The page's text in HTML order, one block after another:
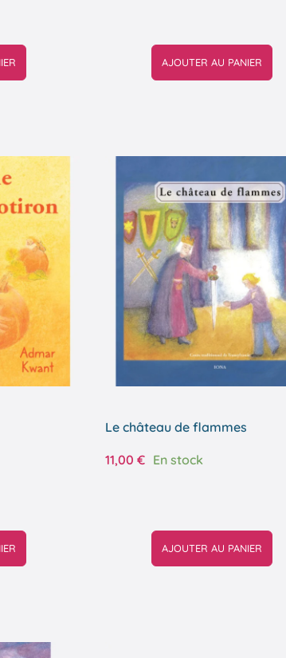
AJOUTER AU PANIER
Le château de flammes
11,00 € En stock
AJOUTER AU PANIER